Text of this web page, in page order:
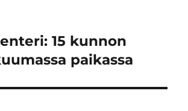
15 kunnon
paikassa